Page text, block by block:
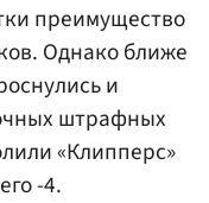
преимущество
Однако ближе
и
штрафных
«Клипперс»
-4.